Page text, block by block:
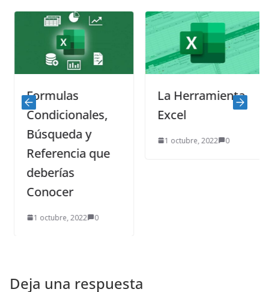
Formulas
Condicionales,
Búsqueda y
Referencia que
deberías
Conocer
1 octubre, 2022 0
La Herramienta
Excel
1 octubre, 2022 0
Deja una respuesta